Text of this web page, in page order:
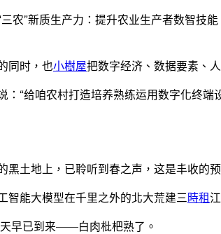
农”新质生产力：提升农业生产者数智技
同时，也小樹屋把数字经济、数据要素、
“给咱农村打造培养熟练运用数字化终
黑土地上，已聆听到春之声，这是丰收
智能大模型在千里之外的北大荒建三時租
早已到来——白肉枇杷熟了。